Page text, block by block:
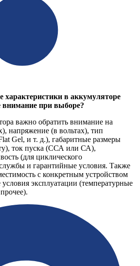
характеристики в аккумуляторе
внимание при выборе?
важно обратить внимание на
напряжение (в вольтах), тип
Gel, и т. д.), габаритные размеры
ток пуска (ССА или СА),
(для циклического
и гарантийные условия. Также
с конкретным устройством
эксплуатации (температурные